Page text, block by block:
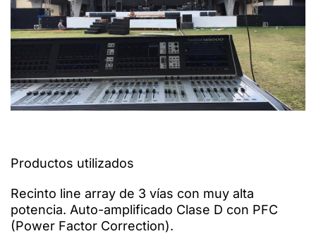
Productos utilizados
Recinto line array de 3 vías con muy alta
potencia. Auto-amplificado Clase D con PFC
(Power Factor Correction).